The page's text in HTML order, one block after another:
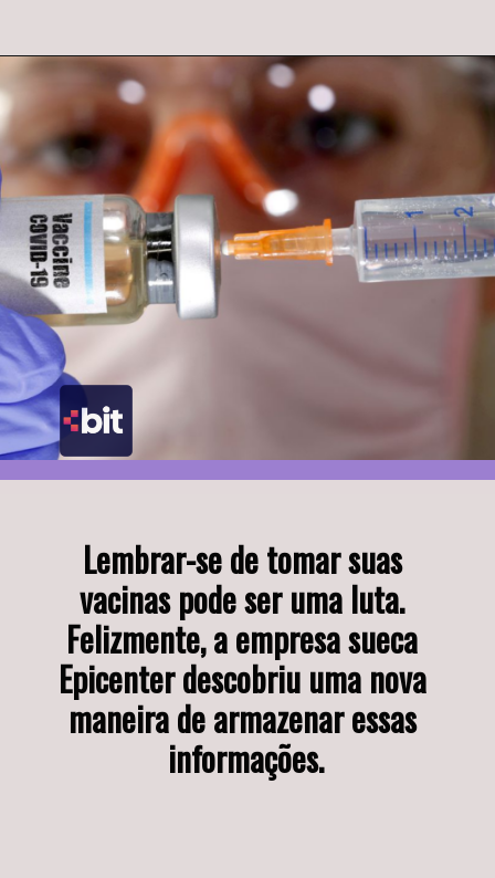
Lembrar-se de tomar suas
vacinas pode ser uma luta.
Felizmente, a empresa sueca
Epicenter descobriu uma nova
maneira de armazenar essas
informações.